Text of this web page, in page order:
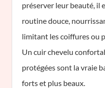
préserver leur beauté, il
routine douce,
limitant les coiffures ou
Un cuir chevelu
protégées sont la vraie
forts et plus beaux.